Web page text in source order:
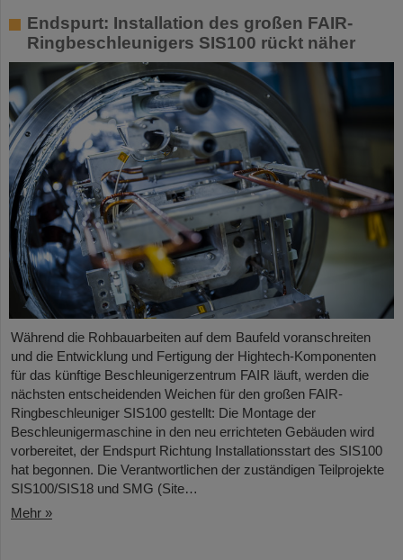
Endspurt: Installation des großen FAIR-
Ringbeschleunigers SIS100 rückt näher
Während die Rohbauarbeiten auf dem Baufeld voranschreiten
und die Entwicklung und Fertigung der Hightech-Komponenten
für das künftige Beschleunigerzentrum FAIR läuft, werden die
nächsten entscheidenden Weichen für den großen FAIR-
Ringbeschleuniger SIS100 gestellt: Die Montage der
Beschleunigermaschine in den neu errichteten Gebäuden wird
vorbereitet, der Endspurt Richtung Installationsstart des SIS100
hat begonnen. Die Verantwortlichen der zuständigen Teilprojekte
SIS100/SIS18 und SMG (Site…
Mehr »